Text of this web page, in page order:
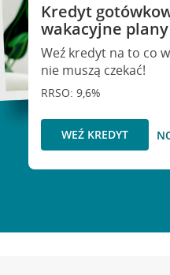
Kredyt
wakacyjne plany
Weź kredyt na to co
nie muszą czekać!
RRSO: 9,6%
WEŹ KREDYT